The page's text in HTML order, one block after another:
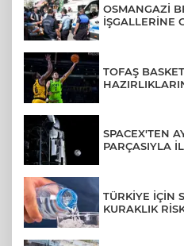
OSMANGAZİ
İŞGALLERİNE
TOFAŞ
SPACEX'TEN
PARÇASIYLA
TÜRKİYE İÇİN
KURAKLIK